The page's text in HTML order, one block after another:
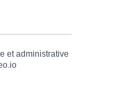
et administrative